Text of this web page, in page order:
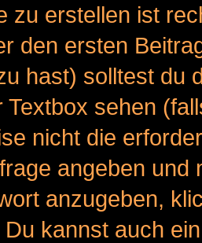
zu erstellen ist
den ersten
hast) solltest du
Textbox sehen
nicht die
angeben und
anzugeben,
kannst auch